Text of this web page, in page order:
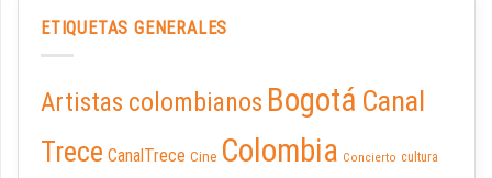
ETIQUETAS GENERALES
Artistas colombianos Bogotá Canal
Trece CanalTrece Cine Colombia Concierto cultura